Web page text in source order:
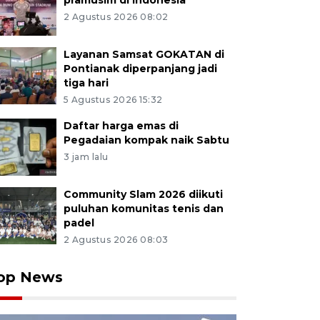
2 Agustus 2026 08:02
Layanan Samsat GOKATAN di
Pontianak diperpanjang jadi
tiga hari
5 Agustus 2026 15:32
Daftar harga emas di
Pegadaian kompak naik Sabtu
3 jam lalu
Community Slam 2026 diikuti
puluhan komunitas tenis dan
padel
2 Agustus 2026 08:03
News